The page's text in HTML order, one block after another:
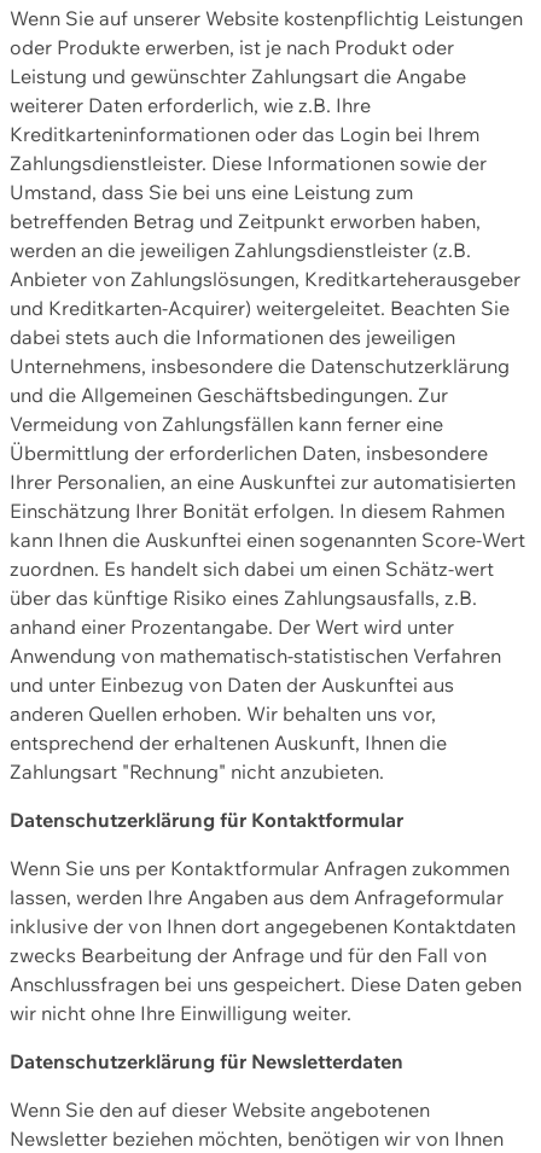
Wenn Sie auf unserer Website kostenpflichtig Leistungen
oder Produkte erwerben, ist je nach Produkt oder
Leistung und gewünschter Zahlungsart die Angabe
weiterer Daten erforderlich, wie z.B. Ihre
Kreditkarteninformationen oder das Login bei Ihrem
Zahlungsdienstleister. Diese Informationen sowie der
Umstand, dass Sie bei uns eine Leistung zum
betreffenden Betrag und Zeitpunkt erworben haben,
werden an die jeweiligen Zahlungsdienstleister (z.B.
Anbieter von Zahlungslösungen, Kreditkarteherausgeber
und Kreditkarten-Acquirer) weitergeleitet. Beachten Sie
dabei stets auch die Informationen des jeweiligen
Unternehmens, insbesondere die Datenschutzerklärung
und die Allgemeinen Geschäftsbedingungen. Zur
Vermeidung von Zahlungsfällen kann ferner eine
Übermittlung der erforderlichen Daten, insbesondere
Ihrer Personalien, an eine Auskunftei zur automatisierten
Einschätzung Ihrer Bonität erfolgen. In diesem Rahmen
kann Ihnen die Auskunftei einen sogenannten Score-Wert
zuordnen. Es handelt sich dabei um einen Schätz-wert
über das künftige Risiko eines Zahlungsausfalls, z.B.
anhand einer Prozentangabe. Der Wert wird unter
Anwendung von mathematisch-statistischen Verfahren
und unter Einbezug von Daten der Auskunftei aus
anderen Quellen erhoben. Wir behalten uns vor,
entsprechend der erhaltenen Auskunft, Ihnen die
Zahlungsart "Rechnung" nicht anzubieten.
Datenschutzerklärung für Kontaktformular
Wenn Sie uns per Kontaktformular Anfragen zukommen
lassen, werden Ihre Angaben aus dem Anfrageformular
inklusive der von Ihnen dort angegebenen Kontaktdaten
zwecks Bearbeitung der Anfrage und für den Fall von
Anschlussfragen bei uns gespeichert. Diese Daten geben
wir nicht ohne Ihre Einwilligung weiter.
Datenschutzerklärung für Newsletterdaten
Wenn Sie den auf dieser Website angebotenen
Newsletter beziehen möchten, benötigen wir von Ihnen